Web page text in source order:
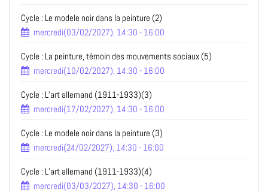
Cycle : Le modele noir dans la peinture (2)
mercredi(03/02/2027), 14:30 - 16:00
Cycle : La peinture, témoin des mouvements sociaux (5)
mercredi(10/02/2027), 14:30 - 16:00
Cycle : L’art allemand (1911-1933)(3)
mercredi(17/02/2027), 14:30 - 16:00
Cycle : Le modele noir dans la peinture (3)
mercredi(24/02/2027), 14:30 - 16:00
Cycle : L’art allemand (1911-1933)(4)
mercredi(03/03/2027), 14:30 - 16:00